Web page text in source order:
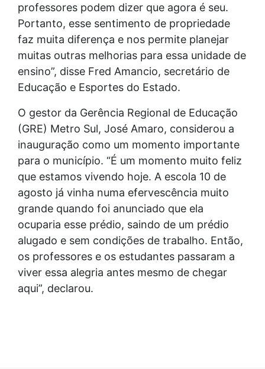
professores podem dizer que agora é seu.
Portanto, esse sentimento de propriedade
faz muita diferença e nos permite planejar
muitas outras melhorias para essa unidade de
ensino”, disse Fred Amancio, secretário de
Educação e Esportes do Estado.
O gestor da Gerência Regional de Educação
(GRE) Metro Sul, José Amaro, considerou a
inauguração como um momento importante
para o município. “É um momento muito feliz
que estamos vivendo hoje. A escola 10 de
agosto já vinha numa efervescência muito
grande quando foi anunciado que ela
ocuparia esse prédio, saindo de um prédio
alugado e sem condições de trabalho. Então,
os professores e os estudantes passaram a
viver essa alegria antes mesmo de chegar
aqui”, declarou.